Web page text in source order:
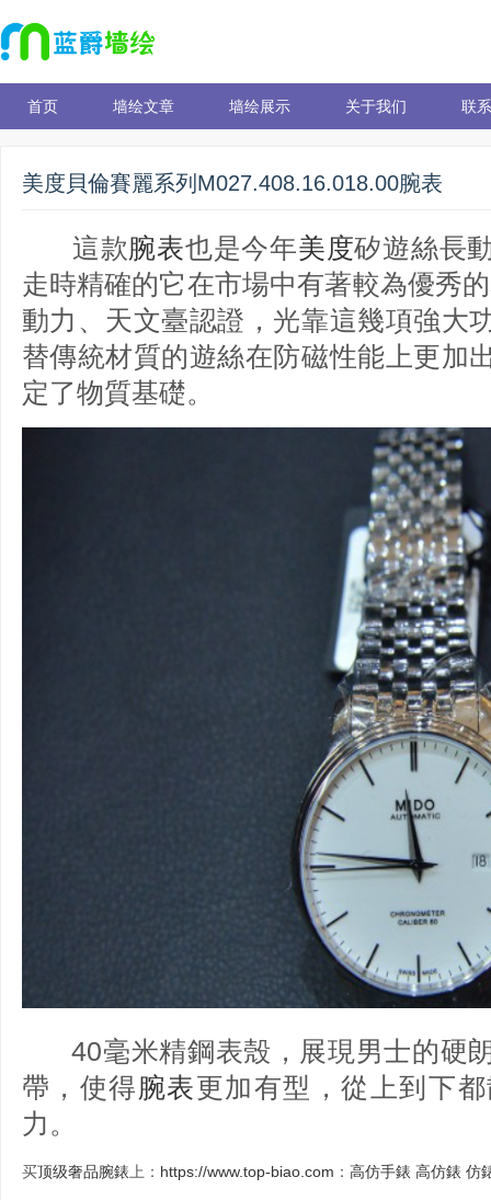
首页 墙绘文章 墙绘展示 关于我们 联
美度貝倫賽麗系列M027.408.16.018.00腕表
這款腕表也是今年美度矽遊絲長
走時精確的它在市場中有著較為優秀
動力、天文臺認證，光靠這幾項強大
替傳統材質的遊絲在防磁性能上更加
定了物質基礎。
40毫米精鋼表殼，展現男士的硬
帶，使得腕表更加有型，從上到下
力。
买顶级奢品腕錶 上： https://www.top-biao.com ： 高仿手錶 高仿錶 仿